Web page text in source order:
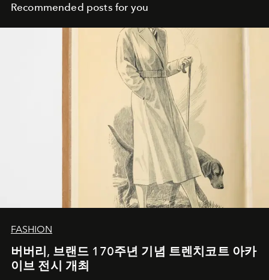
Recommended posts for you
FASHION
버버리, 브랜드 170주년 기념 트렌치코트 아카
이브 전시 개최